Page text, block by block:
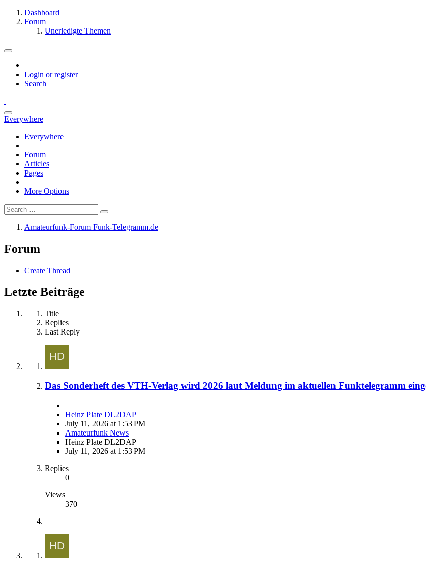
Dashboard
Forum
Unerledigte Themen
Login or register
Search
Everywhere
Everywhere
Forum
Articles
Pages
More Options
Amateurfunk-Forum Funk-Telegramm.de
Forum
Create Thread
Letzte Beiträge
Title
Replies
Last Reply
Das Sonderheft des VTH-Verlag wird 2026 laut Meldung im aktuellen Funktelegramm
Heinz Plate DL2DAP
July 11, 2026 at 1:53 PM
Amateurfunk News
Heinz Plate DL2DAP
July 11, 2026 at 1:53 PM
Replies
0
Views
370